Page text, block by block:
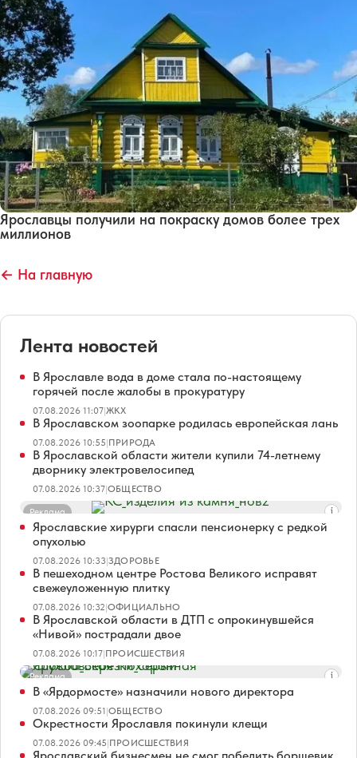
Ярославцы получили на покраску домов более трех
миллионов
← На главную
Лента новостей
В Ярославле вода в доме стала по-настоящему
горячей после жалобы в прокуратуру
07.08.2026 11:07|ЖКХ
В Ярославском зоопарке родилась европейская лань
07.08.2026 10:55|ПРИРОДА
В Ярославской области жители купили 74-летнему
дворнику электровелосипед
07.08.2026 10:37|ОБЩЕСТВО
Реклама
Ярославские хирурги спасли пенсионерку с редкой
опухолью
07.08.2026 10:33|ЗДОРОВЬЕ
В пешеходном центре Ростова Великого исправят
свежеуложенную плитку
07.08.2026 10:32|ОФИЦИАЛЬНО
В Ярославской области в ДТП с опрокинувшейся
«Нивой» пострадали двое
07.08.2026 10:17|ПРОИСШЕСТВИЯ
Реклама
В «Ярдормосте» назначили нового директора
07.08.2026 09:51|ОБЩЕСТВО
Окрестности Ярославля покинули клещи
07.08.2026 09:45|ПРОИСШЕСТВИЯ